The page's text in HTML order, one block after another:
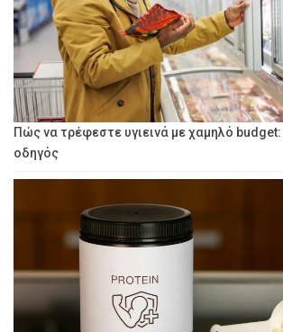
Πώς να τρέφεστε υγιεινά με χαμηλό
οδηγός